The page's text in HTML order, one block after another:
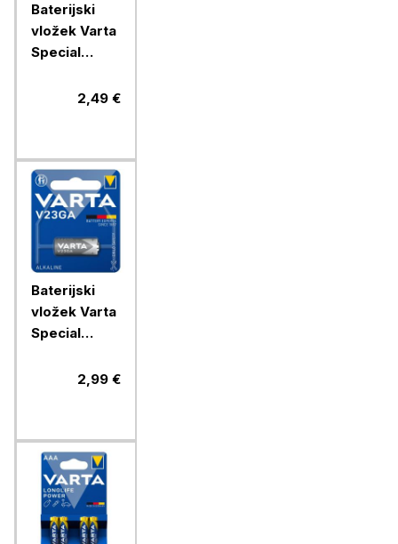
Baterijski
vložek Varta
Special
1/1 alkalni2,49 €
Baterijski
vložek Varta
Special
2,99 €